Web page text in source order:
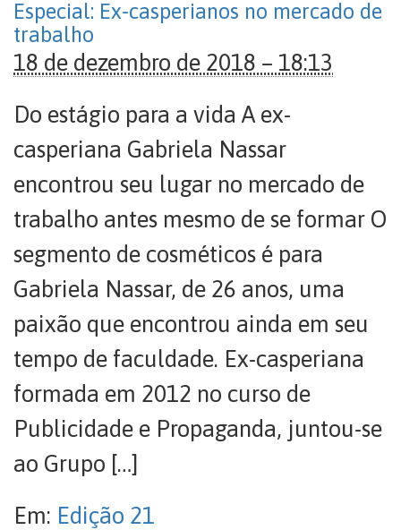
Especial: Ex-casperianos no mercado de
trabalho
18 de dezembro de 2018 – 18:13
Do estágio para a vida A ex-
casperiana Gabriela Nassar
encontrou seu lugar no mercado de
trabalho antes mesmo de se formar O
segmento de cosméticos é para
Gabriela Nassar, de 26 anos, uma
paixão que encontrou ainda em seu
tempo de faculdade. Ex-casperiana
formada em 2012 no curso de
Publicidade e Propaganda, juntou-se
ao Grupo […]
Em: Edição 21